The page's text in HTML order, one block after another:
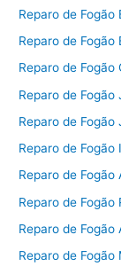
Reparo de Fogão
Reparo de Fogão
Reparo de Fogão
Reparo de Fogão
Reparo de Fogão
Reparo de Fogão
Reparo de Fogão
Reparo de Fogão
Reparo de
Reparo de Fogão